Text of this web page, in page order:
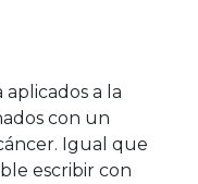
a la
con un
Igual que
escribir con